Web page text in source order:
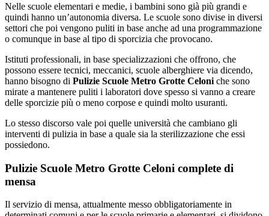
Nelle scuole elementari e medie, i bambini sono già più grandi e
quindi hanno un’autonomia diversa. Le scuole sono divise in diversi
settori che poi vengono puliti in base anche ad una programmazione
o comunque in base al tipo di sporcizia che provocano.
Istituti professionali, in base specializzazioni che offrono, che
possono essere tecnici, meccanici, scuole alberghiere via dicendo,
hanno bisogno di Pulizie Scuole Metro Grotte Celoni che sono
mirate a mantenere puliti i laboratori dove spesso si vanno a creare
delle sporcizie più o meno corpose e quindi molto usuranti.
Lo stesso discorso vale poi quelle università che cambiano gli
interventi di pulizia in base a quale sia la sterilizzazione che essi
possiedono.
Pulizie Scuole Metro Grotte Celoni complete di
mensa
Il servizio di mensa, attualmente messo obbligatoriamente in